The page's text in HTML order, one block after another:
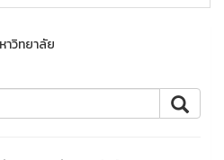
าวิทยาลัย